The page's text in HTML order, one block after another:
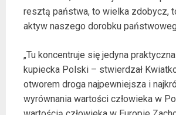
resztą państwa, to wielka zdobycz,
aktyw naszego dorobku
„Tu koncentruje się jedyna
kupiecka Polski – stwierdzał
otworem droga najpewniejsza i
wyrównania wartości człowieka w